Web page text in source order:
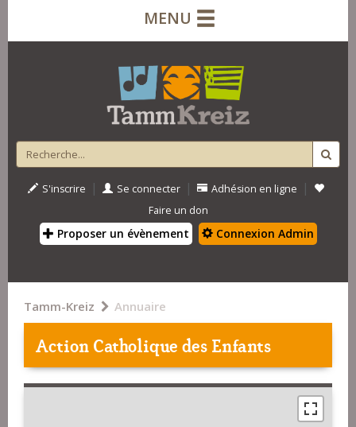
MENU
S'inscrire | Se connecter | Adhésion en ligne |
Faire un don
Proposer un évènement Connexion Admin
Tamm-Kreiz Annuaire
Action Catholique des Enfants